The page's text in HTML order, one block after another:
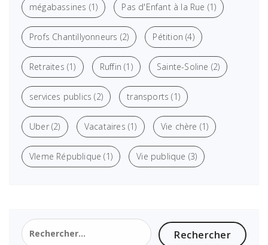
mégabassines (1) Pas d'Enfant à la Rue (1)
Profs Chantillyonneurs (2) Pétition (4)
Retraites (1) Ruffin (1) Sainte-Soline (2)
services publics (2) transports (1)
Uber(2) Vacataires (1) Vie chère (1)
VIeme République (1) Vie publique (3)
Rechercher :